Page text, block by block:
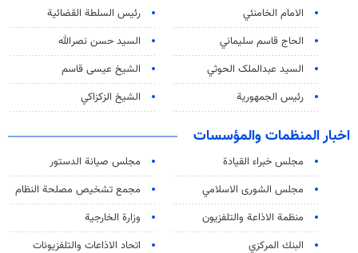
الامام الخامنئي
رئیس السلطة القضائیة
الحاج قاسم سليماني
السيد حسن نصرالله
السید عبدالملک الحوثي
الشيخ عيسى قاسم
رئيس الجمهورية
الشيخ الزكزاكي
اخبار المنظمات والمؤسسات
مجلس خبراء القيادة
مجلس صيانة الدستور
مجلس الشورى الاسلامي
مجمع تشخيص مصلحة النظام
منظمة الاذاعة والتلفزیون
وزارة الخارجية
البنك المركزي
اتحاد الاذاعات والتلفزيونات